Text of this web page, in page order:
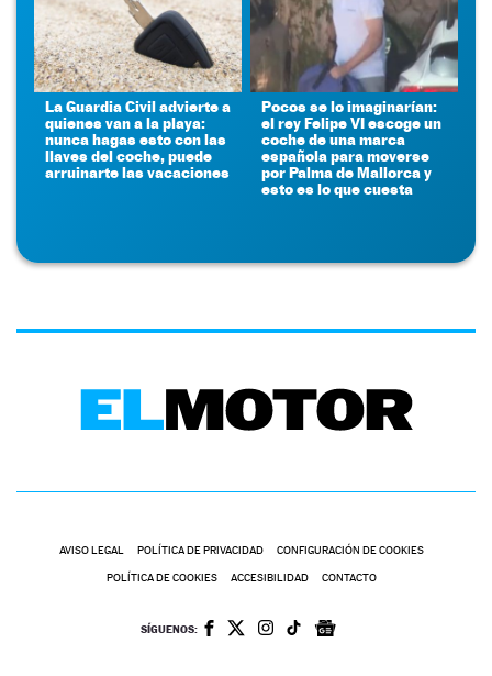
La Guardia Civil advierte a
quienes van a la playa:
nunca hagas esto con las
llaves del coche, puede
arruinarte las vacaciones
Pocos se lo imaginarían:
el rey Felipe VI escoge un
coche de una marca
española para moverse
por Palma de Mallorca y
esto es lo que cuesta
AVISO LEGAL POLÍTICA DE PRIVACIDAD CONFIGURACIÓN DE COOKIES
POLÍTICA DE COOKIES ACCESIBILIDAD CONTACTO
SÍGUENOS: